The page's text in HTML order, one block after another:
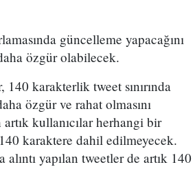
güncelleme yapacağını
özgür olabilecek.
karakterlik tweet sınırında
özgür ve rahat olmasını
kullanıcılar herhangi bir
karaktere dahil edilmeyecek.
yapılan tweetler de artık 140